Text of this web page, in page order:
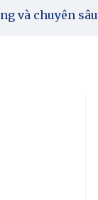
và chuyên sâu